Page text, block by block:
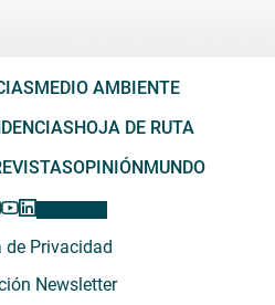
MEDIO AMBIENTE
HOJA DE RUTA
OPINIÓNMUNDO
de Privacidad
Newsletter